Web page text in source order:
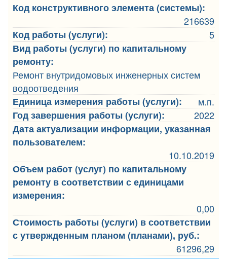
Код конструктивного элемента (системы):
216639
Код работы (услуги):
5
Вид работы (услуги) по капитальному
ремонту:
Ремонт внутридомовых инженерных систем
водоотведения
Единица измерения работы (услуги):
м.п.
Год завершения работы (услуги):
2022
Дата актуализации информации, указанная
пользователем:
10.10.2019
Объем работ (услуг) по капитальному
ремонту в соответствии с единицами
измерения:
0,00
Стоимость работы (услуги) в соответствии
с утвержденным планом (планами), руб.:
61296,29